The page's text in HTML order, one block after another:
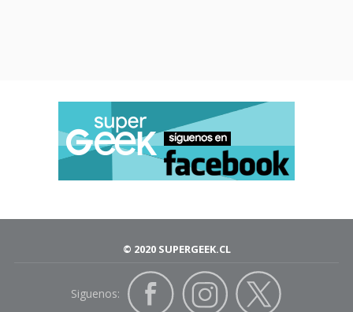
© 2020 SUPERGEEK.CL
Siguenos: